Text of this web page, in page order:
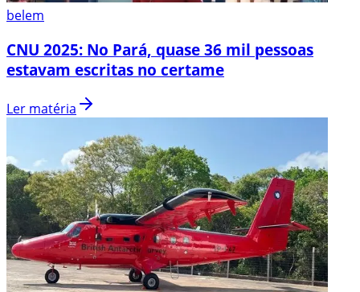
belem
CNU 2025: No Pará, quase 36 mil pessoas
estavam escritas no certame
Ler matéria